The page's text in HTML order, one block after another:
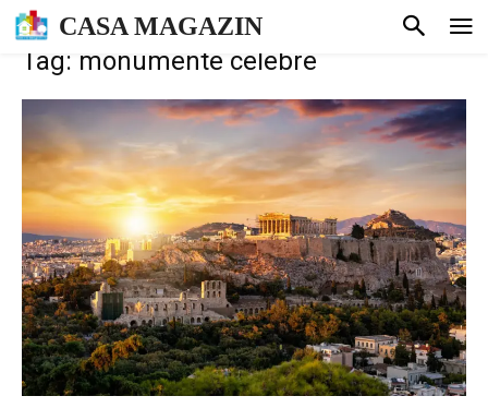
CASA MAGAZIN
Tag: monumente celebre